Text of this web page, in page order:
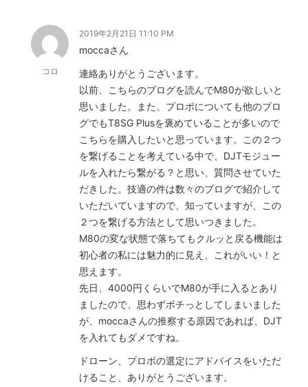
コロ
2019年2月21日 11:10 PM
moccaさん
連絡ありがとうございます。
以前、こちらのブログを読んでM80が欲しいと
思いました。また、プロポについても他のブロ
グでもT8SG Plusを褒めていることが多いので
こちらを購入したいと思っています。この２つ
を繋げることを考えている中で、DJTモジュー
ルを入れたら繋がる？と思い、質問させていた
だきした。技適の件は数々のブログで紹介して
いただいていますので、知っていますが、この
２つを繋げる方法として思いつきました。
M80の変な状態で落ちてもクルッと戻る機能は
初心者の私には魅力的に見え、これがいい！と
思えます。
先日、4000円くらいでM80が手に入るとあり
ましたので、思わずポチっとしてしまいました
が、moccaさんの推察する原因であれば、DJT
を入れてもダメですね。
ドローン、プロポの選定にアドバイスをいただ
けること、ありがとうございます。